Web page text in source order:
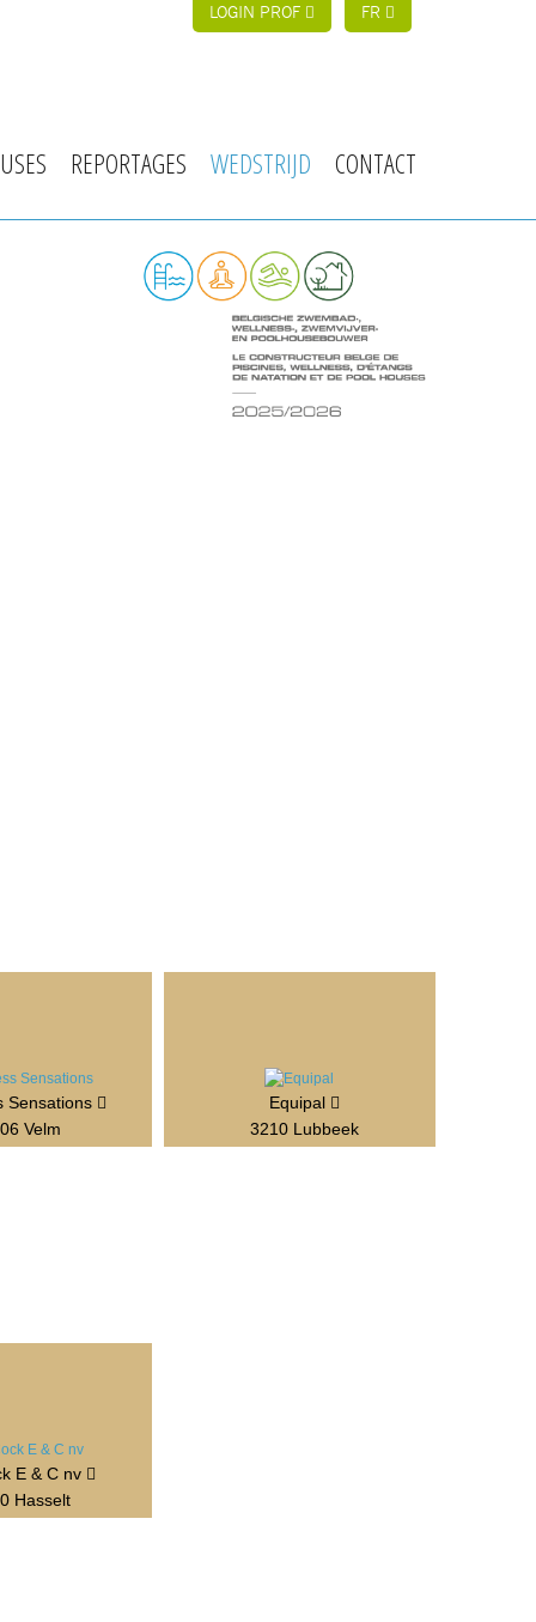
LOGIN PROF FR
REPORTAGES WEDSTRIJD CONTACT
Sensations
Velm
Equipal
3210 Lubbeek
E & C nv
Hasselt